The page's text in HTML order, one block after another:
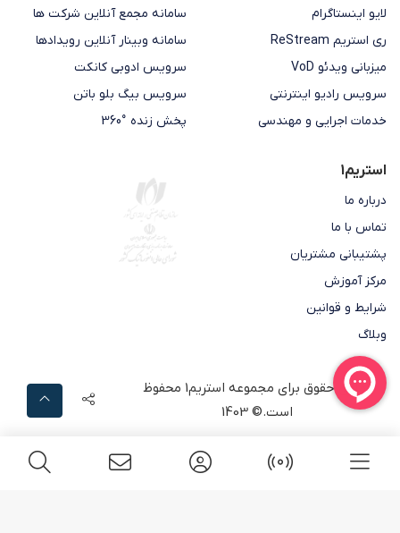
لایو اینستاگرام
ری استریم ReStream
میزبانی ویدئو VoD
سرویس رادیو اینترنتی
خدمات اجرایی و مهندسی
سامانه مجمع آنلاین شرکت ها
سامانه وبینار آنلاین رویدادها
سرویس ادوبی کانکت
سرویس بیگ بلو باتن
پخش زنده °360
استریم1
درباره ما
تماس با ما
پشتیبانی مشتریان
مرکز آموزش
شرایط و قوانین
وبلاگ
تمامی حقوق برای مجموعه استریم1 محفوظ
است.© 1403